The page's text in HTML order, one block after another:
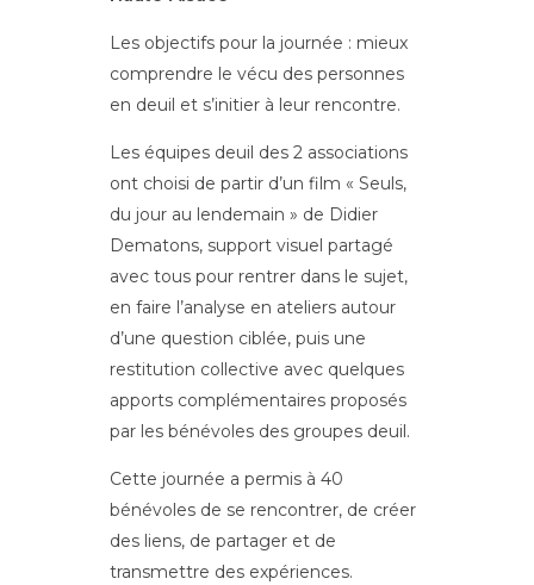
Les objectifs pour la journée : mieux
comprendre le vécu des personnes
en deuil et s’initier à leur rencontre.
Les équipes deuil des 2 associations
ont choisi de partir d’un film « Seuls,
du jour au lendemain » de Didier
Dematons, support visuel partagé
avec tous pour rentrer dans le sujet,
en faire l’analyse en ateliers autour
d’une question ciblée, puis une
restitution collective avec quelques
apports complémentaires proposés
par les bénévoles des groupes deuil.
Cette journée a permis à 40
bénévoles de se rencontrer, de créer
des liens, de partager et de
transmettre des expériences.